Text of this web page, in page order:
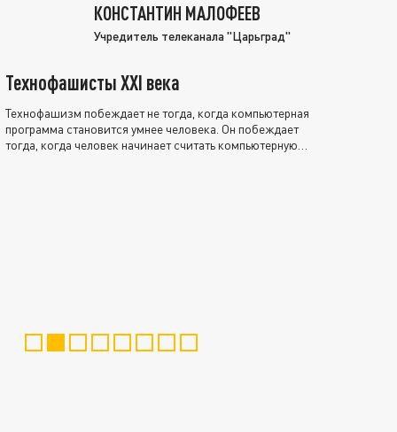
КОНСТАНТИН МАЛОФЕЕВ
Учредитель телеканала "Царьград"
Технофашисты XXI века
Технофашизм побеждает не тогда, когда компьютерная
программа становится умнее человека. Он побеждает
тогда, когда человек начинает считать компьютерную